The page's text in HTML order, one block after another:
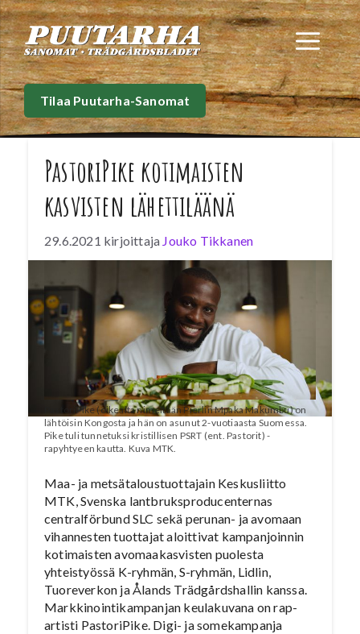
Siirry
sisältöön
Tilaa Puutarha-Sanomat
PastoriPike kotimaisten
kasvisten lähettiläänä
29.6.2021 kirjoittaja Jouko Tikkanen
PastoriPike (oikealta nimeltään Pierlin Mpaka Makumbu) on
lähtöisin Kongosta ja hän on asunut 2-vuotiaasta Suomessa.
Pike tuli tunnetuksi kristillisen PSRT (ent. Pastorit) -
rapyhtyeen kautta. Kuva MTK.
Maa- ja metsätaloustuottajain Keskusliitto
MTK, Svenska lantbruksproducenternas
centralförbund SLC sekä perunan- ja avomaan
vihannesten tuottajat aloittivat kampanjoinnin
kotimaisten avomaakasvisten puolesta
yhteistyössä K-ryhmän, S-ryhmän, Lidlin,
Tuoreverkon ja Ålands Trädgårdshallin kanssa.
Markkinointikampanjan keulakuvana on rap-
artisti PastoriPike. Digi- ja somekampanja